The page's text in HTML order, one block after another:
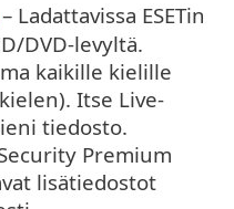
– Ladattavissa ESETin
DVD-levyltä.
kaikille kielille
Itse Live-
tiedosto.
Premium
lisätiedostot